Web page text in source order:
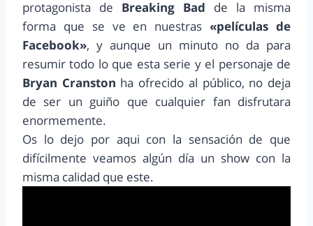
protagonista de Breaking Bad de la misma
forma que se ve en nuestras«películas de
Facebook», y aunque un minuto no da para
resumir todo lo que esta serie y el personaje de
Bryan Cranston ha ofrecido al público, no deja
de ser un guiño que cualquier fan disfrutara
enormemente.
Os lo dejo por aqui con la sensación de que
difícilmente veamos algún día un show con la
misma calidad que este.